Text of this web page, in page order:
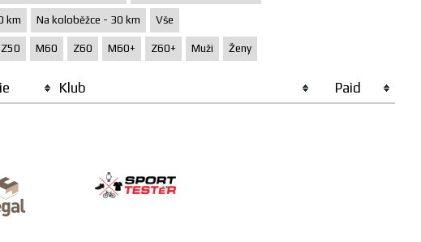
km Na koloběžce - 30 km Vše
Z50 M60 Z60 M60+ Z60+ Muži Ženy
Klub Paid